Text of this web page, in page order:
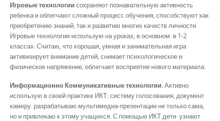
Игровые технологии сохраняют познавательную активность
ребенка и облегчают сложный процесс обучения, способствуют как
приобретению знаний, так и развитию многих качеств личности.
Игровые технологии использую на уроках, в основном в 1-2
классах. Считаю, что хорошая, умная и занимательная игра
активизирует внимание детей, снимает психологическое и
физическое напряжение, облегчает восприятие нового материала.
Информационно Коммуникативные технологии.Активно
использую в своей практике ИКТ: систему голосования, документ
камеру. разрабатываю мультимедиа-презентации не только сама,
но и привлекаю к этому учащихся. С помощью ИКТ дети узнают